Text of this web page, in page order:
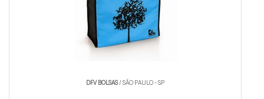
DFV BOLSAS/ SÃO PAULO - SP